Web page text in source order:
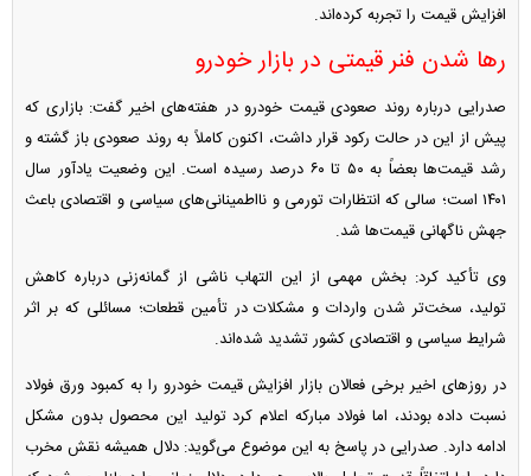
افزایش قیمت را تجربه کرده‌اند.
رها شدن فنر قیمتی در بازار خودرو
صدرایی درباره روند صعودی قیمت خودرو در هفته‌های اخیر گفت: بازاری که
پیش از این در حالت رکود قرار داشت، اکنون کاملاً به روند صعودی باز گشته و
رشد قیمت‌ها بعضاً به ۵۰ تا ۶۰ درصد رسیده است. این وضعیت یادآور سال
۱۴۰۱ است؛ سالی که انتظارات تورمی و نااطمینانی‌های سیاسی و اقتصادی باعث
جهش ناگهانی قیمت‌ها شد.
وی تأکید کرد: بخش مهمی از این التهاب ناشی از گمانه‌زنی درباره کاهش
تولید، سخت‌تر شدن واردات و مشکلات در تأمین قطعات؛ مسائلی که بر اثر
شرایط سیاسی و اقتصادی کشور تشدید شده‌اند.
در روز‌های اخیر برخی فعالان بازار افزایش قیمت خودرو را به کمبود ورق فولاد
نسبت داده بودند، اما فولاد مبارکه اعلام کرد تولید این محصول بدون مشکل
ادامه دارد. صدرایی در پاسخ به این موضوع می‌گوید: دلال همیشه نقش مخرب